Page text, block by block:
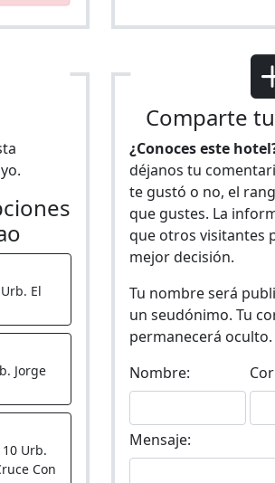
El
Jorge
Urb.
Con
Comparte
¿Conoces este
déjanos tu
te gustó o no, el
que gustes. La
que otros visitantes
mejor decisión.
Tu nombre será
un seudónimo. Tu
permanecerá oculto.
Nombre:
Mensaje: